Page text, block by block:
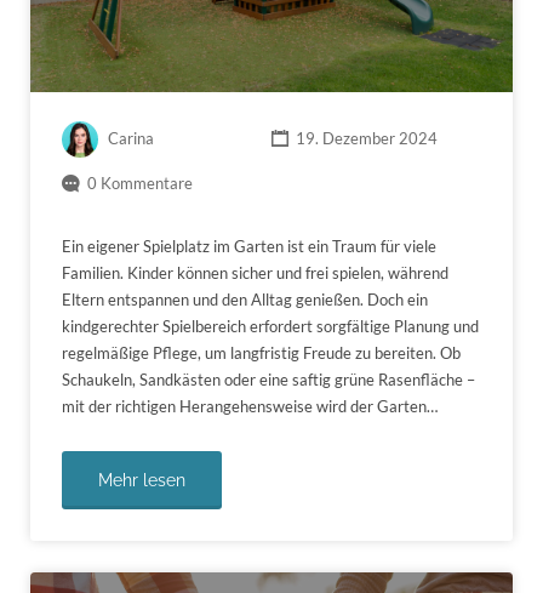
Carina 19. Dezember 2024
0 Kommentare
Ein eigener Spielplatz im Garten ist ein Traum für viele
Familien. Kinder können sicher und frei spielen, während
Eltern entspannen und den Alltag genießen. Doch ein
kindgerechter Spielbereich erfordert sorgfältige Planung und
regelmäßige Pflege, um langfristig Freude zu bereiten. Ob
Schaukeln, Sandkästen oder eine saftig grüne Rasenfläche –
mit der richtigen Herangehensweise wird der Garten…
Mehr lesen